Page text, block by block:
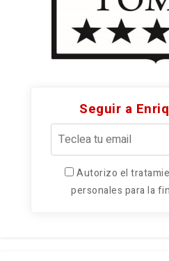
Seguir a
Autorizo el
personales para la